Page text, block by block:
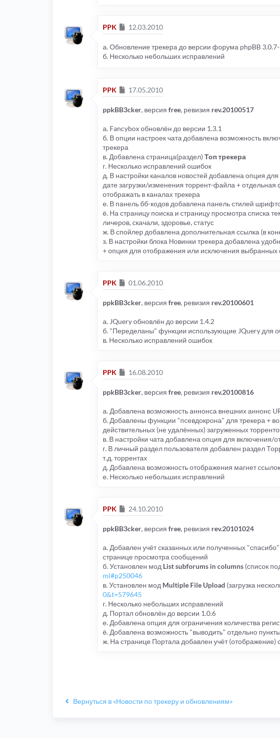
PPK Сообщение
12.03.2010
а. Обновление трекера до версии форума phpBB 3.0.7-
б. Несколько небольших исправлений
PPK Сообщение
17.05.2010
ppkBB3cker, версия free, ревизия rev.20100517
а. Fancybox обновлён до версии 1.3.1
б. В опции настроек чата добавлена возможность
трекера
в. Добавлена страница(раздел)Топ трекера
г. Несколько исправлений ошибок
д. В настройки каналов новостей добавлена опция
дате загрузки/изменения торрент-файла +
отображать в каналах трекера
е. В панель бб-кодов добавлена панель стилей
ё. На страницу поиска и страницу просмотра списка
личеров, скачали, здоровье, статус
ж. В спойлер добавлена дополнительная ссылка (в
з. В настройки блока Новинки трекера добавлена
+ опция для отображения или исключения
PPK Сообщение
01.06.2010
ppkBB3cker, версия free, ревизия rev.20100601
а. JQuery обновлён до версии 1.4.2
б. "Переделаны" функции использующие JQuery для
в. Несколько исправлений ошибок
PPK Сообщение
16.08.2010
ppkBB3cker, версия free, ревизия rev.20100816
а. Добавлена возможность аннонса внешних аннонс
б. Добавлены функции "псевдокрона" для трекера +
действительных (не удалённых) загруженных
в. В настройки чата добавлена опция для включения/
г. В личный раздел пользователя добавлен раздел
т.д. торрентах
д. Добавлена возможность отображения магнет
е. Несколько небольших исправлений
PPK Сообщение
24.10.2010
ppkBB3cker, версия free, ревизия rev.20101024
а. Добавлен учёт сказанных или полученных
странице просмотра сообщений
б. Установлен мод List subforums in columns (список
ml#p250046
в. Установлен мод Multiple File Upload (загрузка
0&t=579645
г. Несколько небольших исправлений
д. Портал обновлён до версии 1.0.6
е. Добавлена опция для ограничения количества
ё. Добавлена возможность "выводить" отдельно
ж. На странице Портала добавлен учёт
Вернуться в «Новости по трекеру и обновлениям»